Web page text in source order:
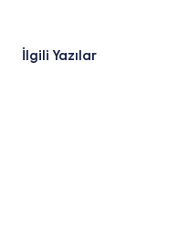
İlgili Yazılar